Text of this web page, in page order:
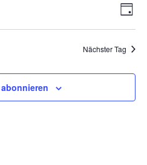
Tag
Nächster Tag